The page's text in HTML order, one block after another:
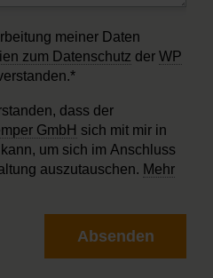
meiner Daten
zum Datenschutz der WP
dass der
GmbH sich mit mir in
um sich im Anschluss
auszutauschen. Mehr
Absenden